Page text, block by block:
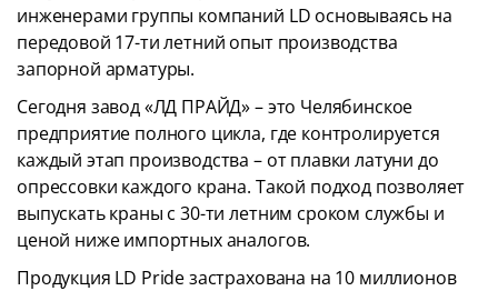
инженерами группы компаний LD основываясь на
передовой 17-ти летний опыт производства
запорной арматуры.
Сегодня завод «ЛД ПРАЙД» – это Челябинское
предприятие полного цикла, где контролируется
каждый этап производства – от плавки латуни до
опрессовки каждого крана. Такой подход позволяет
выпускать краны с 30-ти летним сроком службы и
ценой ниже импортных аналогов.
Продукция LD Pride застрахована на 10 миллионов